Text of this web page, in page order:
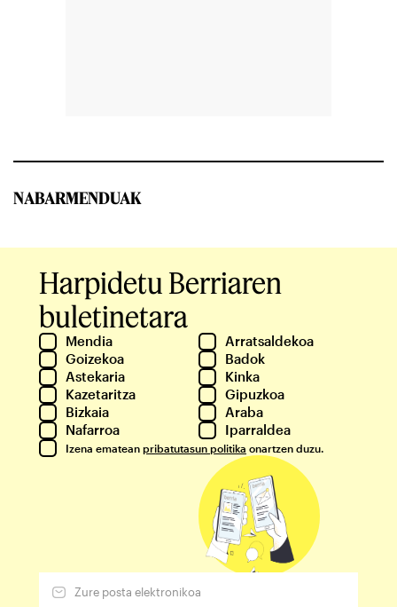
NABARMENDUAK
Harpidetu Berriaren
buletinetara
Mendia
Arratsaldekoa
Goizekoa
Badok
Astekaria
Kinka
Kazetaritza
Gipuzkoa
Bizkaia
Araba
Nafarroa
Iparraldea
Izena ematean pribatutasun politika onartzen duzu.